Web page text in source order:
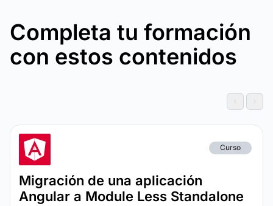
Completa tu formación
con estos contenidos
Curso
Migración de una aplicación
Angular a Module Less Standalone